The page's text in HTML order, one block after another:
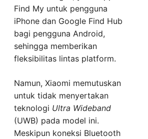
Find My untuk pengguna
iPhone dan Google Find Hub
bagi pengguna Android,
sehingga memberikan
fleksibilitas lintas platform.
Namun, Xiaomi memutuskan
untuk tidak menyertakan
teknologi Ultra Wideband
(UWB) pada model ini.
Meskipun koneksi Bluetooth